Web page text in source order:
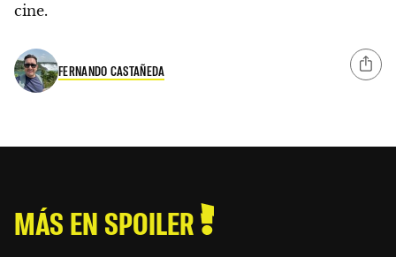
cine.
FERNANDO CASTAÑEDA
MÁS EN SPOILER